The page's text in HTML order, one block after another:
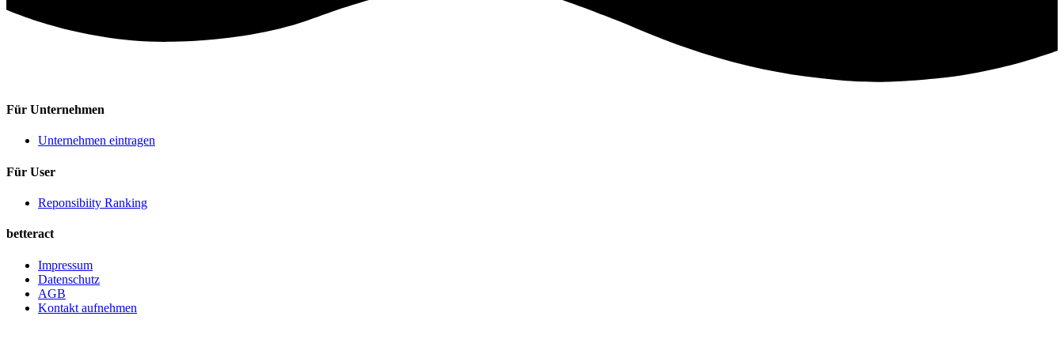
Für Unternehmen
Unternehmen eintragen
Für User
Reponsibiity Ranking
betteract
Impressum
Datenschutz
AGB
Kontakt aufnehmen